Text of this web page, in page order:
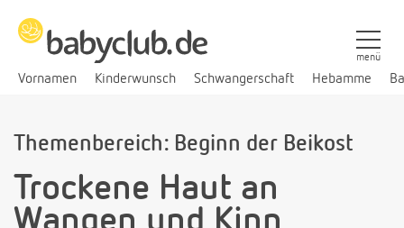
Vornamen Kinderwunsch Schwangerschaft Hebamme
menü
Themenbereich: Beginn der Beikost
Trockene Haut an